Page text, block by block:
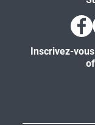
Inscrivez-